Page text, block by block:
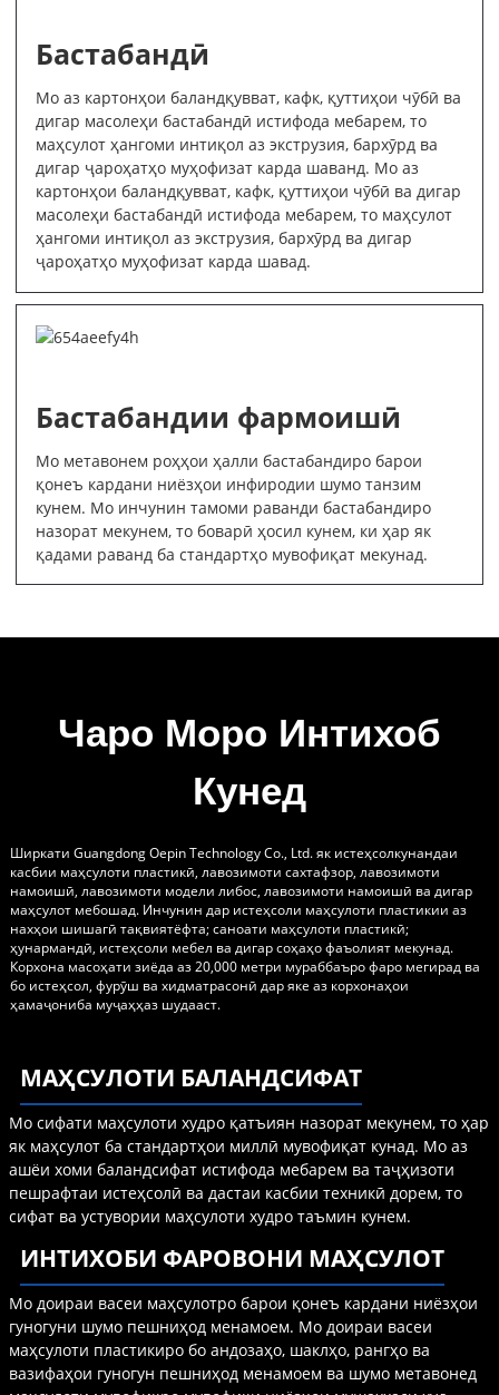
Бастабандӣ
Мо аз картонҳои баландқувват, кафк, қуттиҳои чӯбӣ ва
дигар масолеҳи бастабандӣ истифода мебарем, то
маҳсулот ҳангоми интиқол аз экструзия, бархӯрд ва
дигар ҷароҳатҳо муҳофизат карда шаванд. Мо аз
картонҳои баландқувват, кафк, қуттиҳои чӯбӣ ва дигар
масолеҳи бастабандӣ истифода мебарем, то маҳсулот
ҳангоми интиқол аз экструзия, бархӯрд ва дигар
ҷароҳатҳо муҳофизат карда шавад.
Бастабандии фармоишӣ
Мо метавонем роҳҳои ҳалли бастабандиро барои
қонеъ кардани ниёзҳои инфиродии шумо танзим
кунем. Мо инчунин тамоми раванди бастабандиро
назорат мекунем, то боварӣ ҳосил кунем, ки ҳар як
қадами раванд ба стандартҳо мувофиқат мекунад.
Чаро Моро Интихоб
Кунед
Ширкати Guangdong Oepin Technology Co., Ltd. як истеҳсолкунандаи
касбии маҳсулоти пластикӣ, лавозимоти сахтафзор, лавозимоти
намоишӣ, лавозимоти модели либос, лавозимоти намоишӣ ва дигар
маҳсулот мебошад. Инчунин дар истеҳсоли маҳсулоти пластикии аз
нахҳои шишагӣ тақвиятёфта; саноати маҳсулоти пластикӣ;
ҳунармандӣ, истеҳсоли мебел ва дигар соҳаҳо фаъолият мекунад.
Корхона масоҳати зиёда аз 20,000 метри мураббаъро фаро мегирад ва
бо истеҳсол, фурӯш ва хидматрасонӣ дар яке аз корхонаҳои
ҳамаҷониба муҷаҳҳаз шудааст.
МАҲСУЛОТИ БАЛАНДСИФАТ
Мо сифати маҳсулоти худро қатъиян назорат мекунем, то ҳар
як маҳсулот ба стандартҳои миллӣ мувофиқат кунад. Мо аз
ашёи хоми баландсифат истифода мебарем ва таҷҳизоти
пешрафтаи истеҳсолӣ ва дастаи касбии техникӣ дорем, то
сифат ва устувории маҳсулоти худро таъмин кунем.
ИНТИХОБИ ФАРОВОНИ МАҲСУЛОТ
Мо доираи васеи маҳсулотро барои қонеъ кардани ниёзҳои
гуногуни шумо пешниҳод менамоем. Мо доираи васеи
маҳсулоти пластикиро бо андозаҳо, шаклҳо, рангҳо ва
вазифаҳои гуногун пешниҳод менамоем ва шумо метавонед